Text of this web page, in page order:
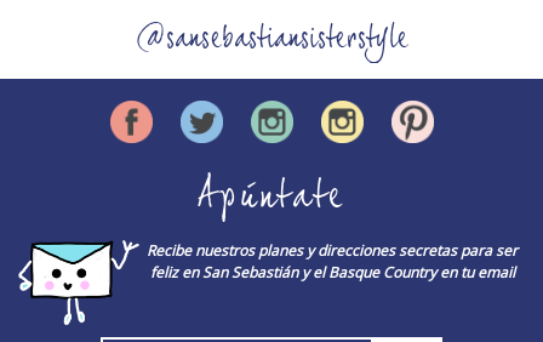
@sansebastiansisterstyle
Apúntate
Recibe nuestros planes y direcciones secretas para ser
feliz en San Sebastián y el Basque Country en tu email